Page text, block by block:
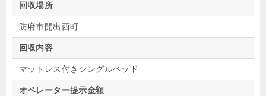
回収場所
防府市開出西町
回収内容
マットレス付きシングルベッド
オペレーター提示金額